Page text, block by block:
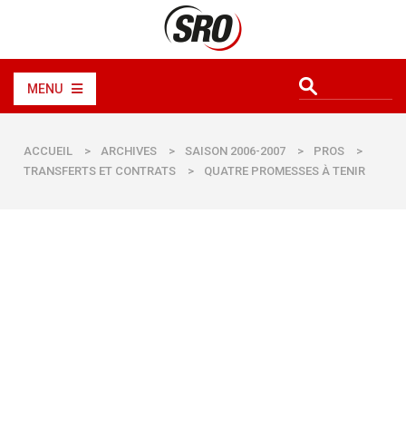
MENU
ACCUEIL > ARCHIVES > SAISON 2006-2007 > PROS
>
TRANSFERTS ET CONTRATS
> QUATRE PROMESSES À TENIR